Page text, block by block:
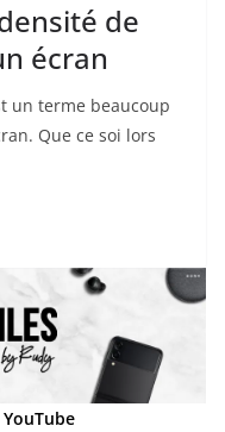
de
écran
un terme beaucoup
Que ce soi lors